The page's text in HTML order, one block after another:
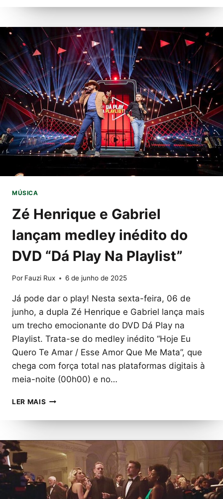
DE
FEMININA
DO
SISTEMA
COFECI-
CRECI
MARCA
O
INÍCIO
DE
UM
MOVIMENTO
NACIONAL
PELA
DAS
IMOBILIÁRIO
MÚSICA
Zé Henrique e Gabriel
lançam medley inédito do
DVD “Dá Play Na Playlist”
Por Fauzi Rux 6 de junho de 2025
Já pode dar o play! Nesta sexta-feira, 06 de
junho, a dupla Zé Henrique e Gabriel lança mais
um trecho emocionante do DVD Dá Play na
Playlist. Trata-se do medley inédito “Hoje Eu
Quero Te Amar / Esse Amor Que Me Mata”, que
chega com força total nas plataformas digitais à
meia-noite (00h00) e no…
LER MAIS ZÉ
E
LANÇAM
MEDLEY
INÉDITO
DO
DVD
“DÁ